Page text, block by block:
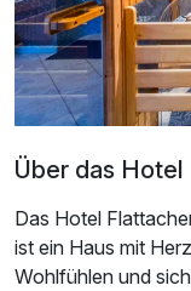
Über das Hotel
Das Hotel
ist ein Haus mit
Wohlfühlen und